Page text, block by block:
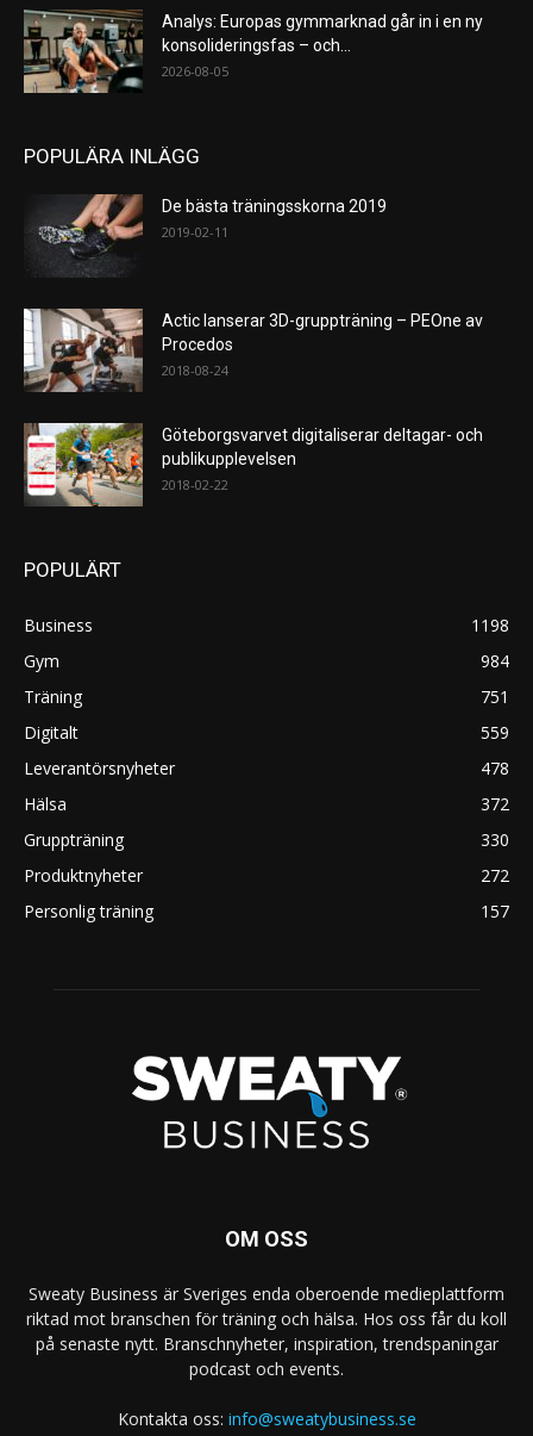
Analys: Europas gymmarknad går in i en ny
konsolideringsfas – och...
2026-08-05
POPULÄRA INLÄGG
De bästa träningsskorna 2019
2019-02-11
Actic lanserar 3D-gruppträning – PEOne av
Procedos
2018-08-24
Göteborgsvarvet digitaliserar deltagar- och
publikupplevelsen
2018-02-22
POPULÄRT
Business
1198
Gym
984
Träning
751
Digitalt
559
Leverantörsnyheter
478
Hälsa
372
Gruppträning
330
Produktnyheter
272
Personlig träning
157
OM OSS
Sweaty Business är Sveriges enda oberoende medieplattform
riktad mot branschen för träning och hälsa. Hos oss får du koll
på senaste nytt. Branschnyheter, inspiration, trendspaningar
podcast och events.
Kontakta oss: info@sweatybusiness.se